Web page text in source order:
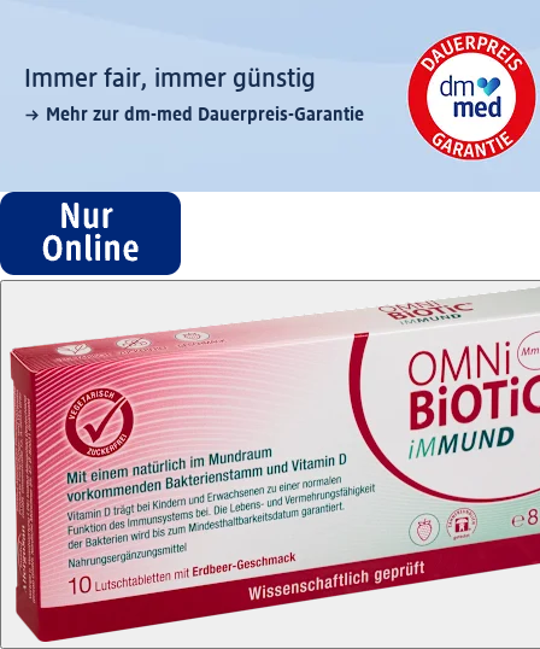
Immer fair,­ immer günstig
Mehr zur dm-med Dauerpreis-Garantie